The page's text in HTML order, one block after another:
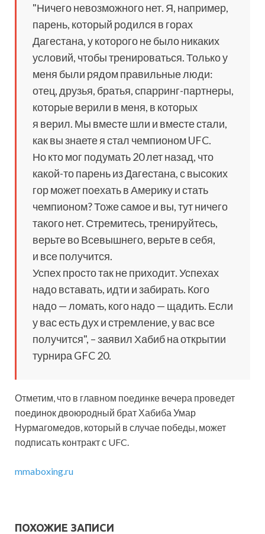
"Ничего невозможного нет. Я, например,
парень, который родился в горах
Дагестана, у которого не было никаких
условий, чтобы тренироваться.Только у
меня были рядом правильные люди:
отец, друзья, братья, спарринг-партнеры,
которые верили в меня, в которых
я верил. Мы вместе шли и вместе стали,
как вы знаете я стал чемпионом UFC.
Но кто мог подумать 20 лет назад, что
какой-то парень из Дагестана, с высоких
гор может поехать в Америку и стать
чемпионом? Тоже самое и вы, тут ничего
такого нет. Стремитесь, тренируйтесь,
верьте во Всевышнего, верьте в себя,
и все получится.
Успех просто так не приходит. Успехах
надо вставать, идти и забирать. Кого
надо — ломать, кого надо — щадить. Если
у вас есть дух и стремление, у вас все
получится", – заявил Хабиб на открытии
турнира GFC 20.
Отметим, что в главном поединке вечера проведет
поединок двоюродный брат Хабиба Умар
Нурмагомедов, который в случае победы, может
подписать контракт с UFC.
mmaboxing.ru
ПОХОЖИЕ ЗАПИСИ